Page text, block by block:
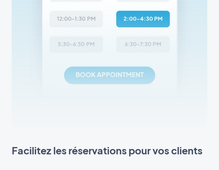
Facilitez les réservations pour vos clients